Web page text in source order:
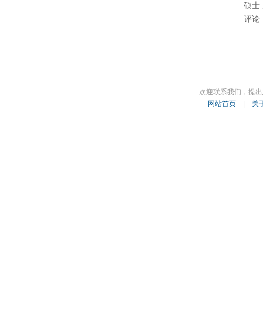
硕士
评论
欢迎联系我们，提
网站首页| 关